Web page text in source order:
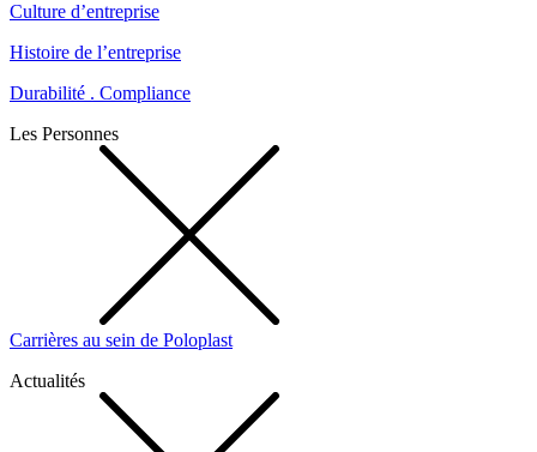
Culture d’entreprise
Histoire de l’entreprise
Durabilité . Compliance
Les Personnes
Carrières au sein de Poloplast
Actualités